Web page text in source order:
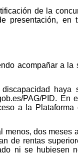
de la
presentación,
acompañar a la
PAG/PID. En
a la
dos meses
de rentas
ni se hubiesen